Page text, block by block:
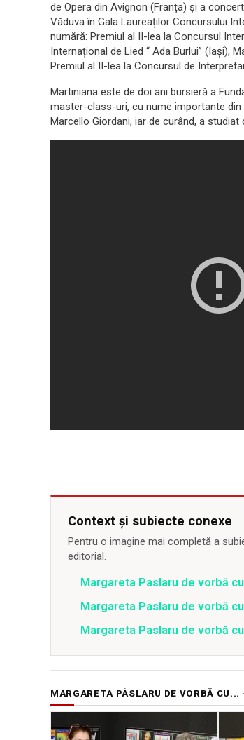
de Opera din Avignon (Franța) și a
Văduva în Gala Laureaților Concursului
numără: Premiul al II-lea la Concursul
Internațional de Lied “ Ada Burlui” (Iași),
Premiul al II-lea la Concursul de
Martiniana este de doi ani bursieră a
master-class-uri, cu nume importante din
Marcello Giordani, iar de curând, a
Context și subiecte conexe
Pentru o imagine mai completă a
editorial.
Margareta Paslaru de vorbă
Margareta Paslaru de vorbă
Margareta Paslaru de vorbă
MARGARETA PÂSLARU DE VORBĂ